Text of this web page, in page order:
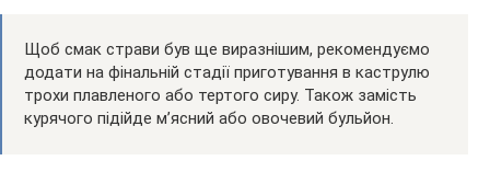
Щоб смак страви був ще виразнішим, рекомендуємо
додати на фінальній стадії приготування в каструлю
трохи плавленого або тертого сиру. Також замість
курячого підійде м’ясний або овочевий бульйон.